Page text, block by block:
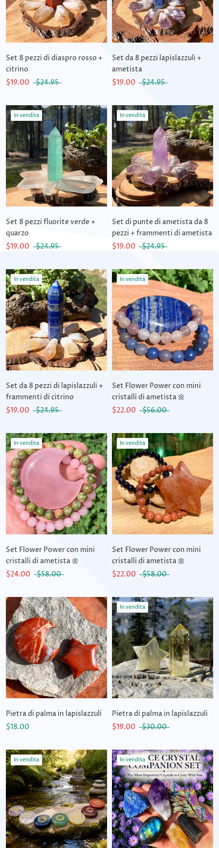
Set 8 pezzi di diaspro rosso +
citrino
$19.00
$24.95
Set da 8 pezzi lapislazzuli +
ametista
$19.00
$24.95
In vendita
Set 8 pezzi fluorite verde +
quarzo
$19.00
$24.95
In vendita
Set di punte di ametista da 8
pezzi + frammenti di ametista
$19.00
$24.95
In vendita
Set da 8 pezzi di lapislazzuli +
frammenti di citrino
$19.00
$24.95
In vendita
Set Flower Power con mini
cristalli di ametista 🌼
$22.00
$56.00
In vendita
Set Flower Power con mini
cristalli di ametista 🌼
$24.00
$58.00
In vendita
Set Flower Power con mini
cristalli di ametista 🌼
$22.00
$58.00
Pietra di palma in lapislazzuli
$18.00
In vendita
Pietra di palma in lapislazzuli
$19.00
$30.00
In vendita In vendita